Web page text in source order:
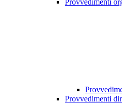
Provvedimenti
Provvedimenti